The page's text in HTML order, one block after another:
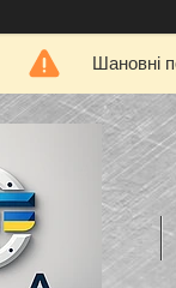
Шановні